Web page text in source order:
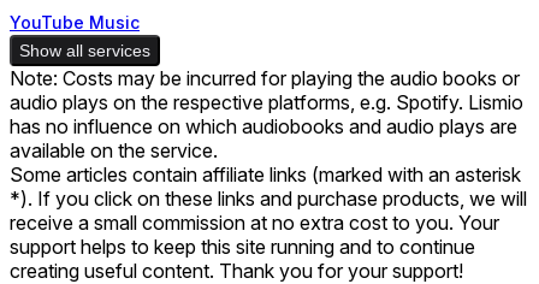
YouTube Music
Show all services
Note: Costs may be incurred for playing the audio books or
audio plays on the respective platforms, e.g. Spotify. Lismio
has no influence on which audiobooks and audio plays are
available on the service.
Some articles contain affiliate links (marked with an asterisk
*). If you click on these links and purchase products, we will
receive a small commission at no extra cost to you. Your
support helps to keep this site running and to continue
creating useful content. Thank you for your support!